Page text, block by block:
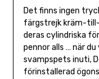
Det finns ingen
färgstrejk kräm-
deras cylindriska
pennor alls … när
svampspets inuti,
förinstallerad